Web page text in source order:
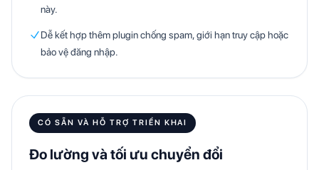
này.
Dễ kết hợp thêm plugin chống spam, giới hạn truy cập hoặc
bảo vệ đăng nhập.
CÓ SẴN VÀ HỖ TRỢ TRIỂN KHAI
Đo lường và tối ưu chuyển đổi